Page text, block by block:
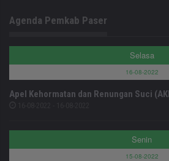
Agenda Pemkab Paser
Selasa
16-08-2022
Apel Kehormatan dan Renungan Suci
Senin
15-08-2022